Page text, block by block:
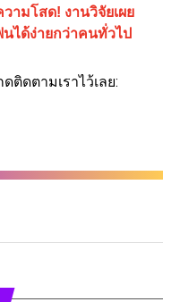
ามโสด! งานวิจัยเผย
ได้ง่ายกว่าคนทั่วไป
ดตามเราไว้เลย: